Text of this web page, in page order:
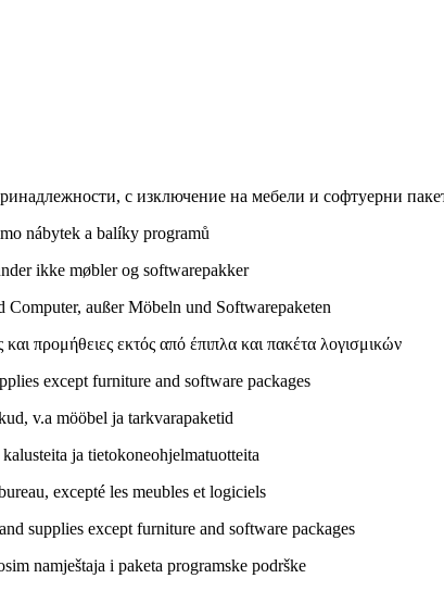
с изключение на мебели и софтуерни
nábytek a balíky programů
ikke møbler og softwarepakker
außer Möbeln und Softwarepaketen
προμήθειες εκτός από έπιπλα και πακέτα λογισμικών
except furniture and software packages
v.a mööbel ja tarkvarapaketid
ja tietokoneohjelmatuotteita
excepté les meubles et logiciels
supplies except furniture and software packages
namještaja i paketa programske podrške